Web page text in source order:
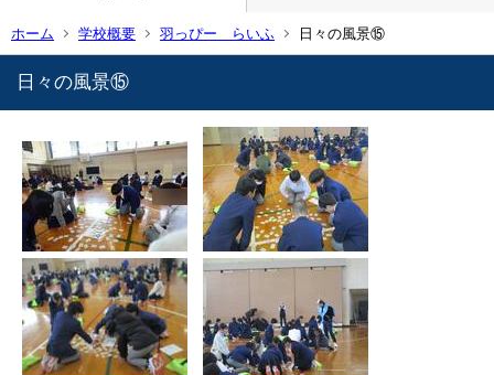
ホーム 学校概要 羽っぴー らいふ 日々の風景⑮
日々の風景⑮